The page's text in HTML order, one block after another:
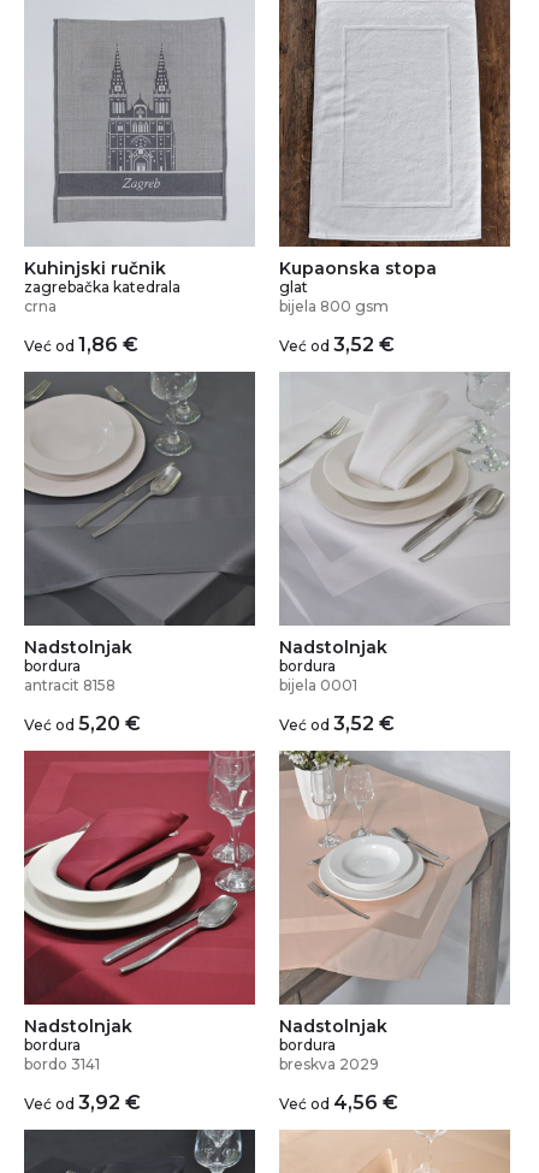
Kuhinjski ručnik
zagrebačka katedrala
crna
Već od 1,86 €
Kupaonska stopa
glat
bijela 800 gsm
Već od 3,52 €
Nadstolnjak
bordura
antracit 8158
Već od 5,20 €
Nadstolnjak
bordura
bijela 0001
Već od 3,52 €
Nadstolnjak
bordura
bordo 3141
Već od 3,92 €
Nadstolnjak
bordura
breskva 2029
Već od 4,56 €